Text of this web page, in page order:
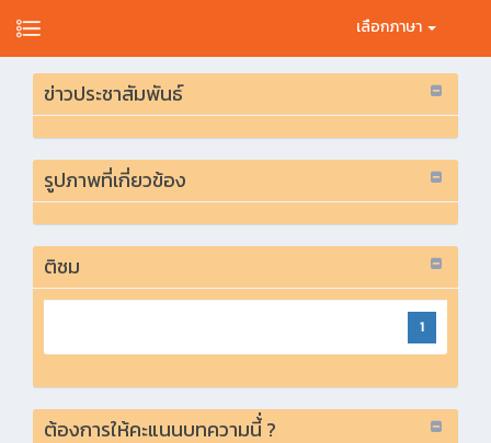
เลือกภาษา
ข่าวประชาสัมพันธ์
รูปภาพที่เกี่ยวข้อง
ติชม
1
ต้องการให้คะแนนบทความนี้่ ?